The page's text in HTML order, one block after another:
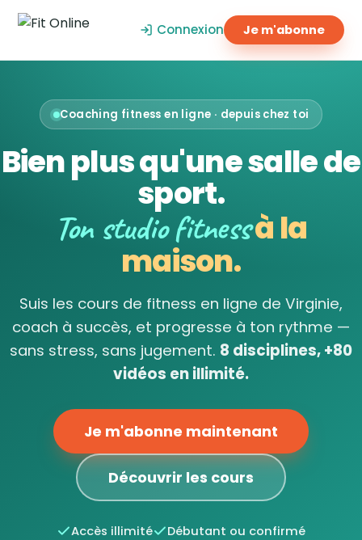
Connexion Je m'abonne
Coaching fitness en ligne · depuis chez toi
Bien plus qu'une salle de
sport.
Ton studio fitnessà la
maison.
Suis les cours de fitness en ligne de Virginie,
coach à succès, et progresse à ton rythme —
sans stress, sans jugement. 8 disciplines, +80
vidéos en illimité.
Je m'abonne maintenant
Découvrir les cours
Accès illimité
Débutant ou confirmé